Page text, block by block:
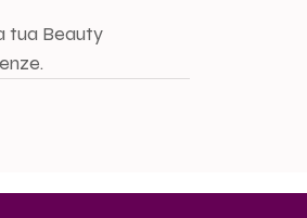
tua Beauty